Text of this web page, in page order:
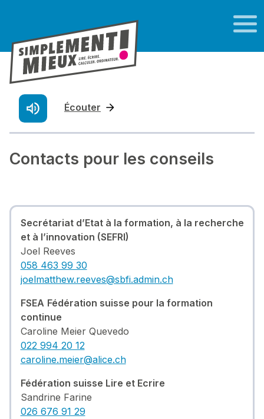
Écouter
Contacts pour les conseils
Secrétariat d’Etat à la formation, à la recherche
et à l’innovation (SEFRI)
Joel Reeves
058 463 99 30
joelmatthew.reeves@sbfi.admin.ch
FSEA Fédération suisse pour la formation
continue
Caroline Meier Quevedo
022 994 20 12
caroline.meier@alice.ch
Fédération suisse Lire et Ecrire
Sandrine Farine
026 676 91 29